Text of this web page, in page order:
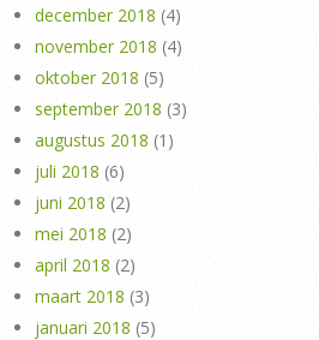
december 2018 (4)
november 2018 (4)
oktober 2018 (5)
september 2018 (3)
augustus 2018 (1)
juli 2018 (6)
juni 2018 (2)
mei 2018 (2)
april 2018 (2)
maart 2018 (3)
januari 2018 (5)